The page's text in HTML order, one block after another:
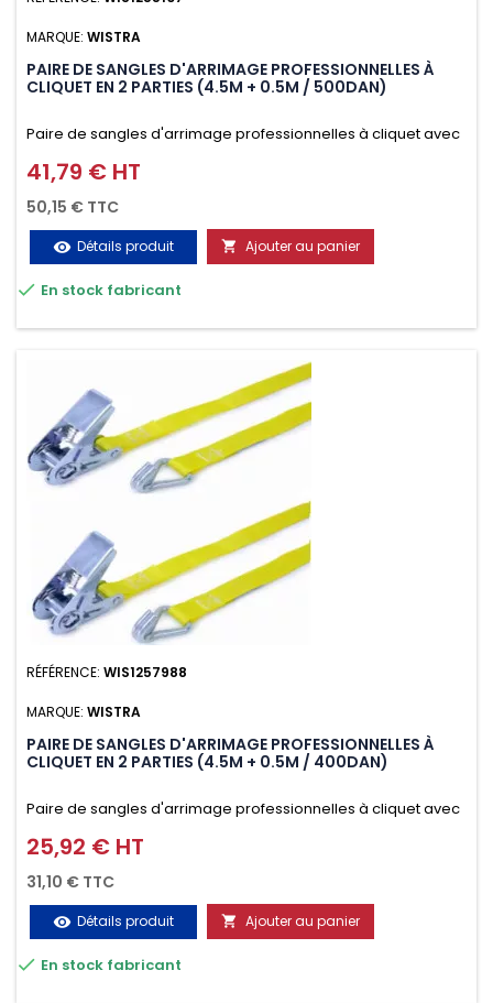
MARQUE: WISTRA
PAIRE DE SANGLES D'ARRIMAGE PROFESSIONNELLES À
CLIQUET EN 2 PARTIES (4.5M + 0.5M / 500DAN)
Paire de sangles d'arrimage professionnelles à cliquet avec
crochet en 2 parties (4.5M + 0.5M / 500daN), simple et rapide
d'utilisation. Permet d'arrimer et de sécuriser vos
chargements pendant le transport. Matière polyester très
résistante aux UV et aux variations de températures,
n'absorbe pas l'eau.
Prix
41,79 € HT
50,15 € TTC
visibility Détails produit  Ajouter au panier
 En stock fabricant
RÉFÉRENCE: WIS1257988
MARQUE: WISTRA
PAIRE DE SANGLES D'ARRIMAGE PROFESSIONNELLES À
CLIQUET EN 2 PARTIES (4.5M + 0.5M / 400DAN)
Paire de sangles d'arrimage professionnelles à cliquet avec
crochet en 2 parties (4.5M + 0.5M / 400daN), simple et rapide
d'utilisation. Permet d'arrimer et de sécuriser
vos chargements pendant le transport. Matière polyester
très résistante aux UV et aux variations de températures,
n'absorbe pas l'eau.
Prix
25,92 € HT
31,10 € TTC
visibility Détails produit  Ajouter au panier
 En stock fabricant